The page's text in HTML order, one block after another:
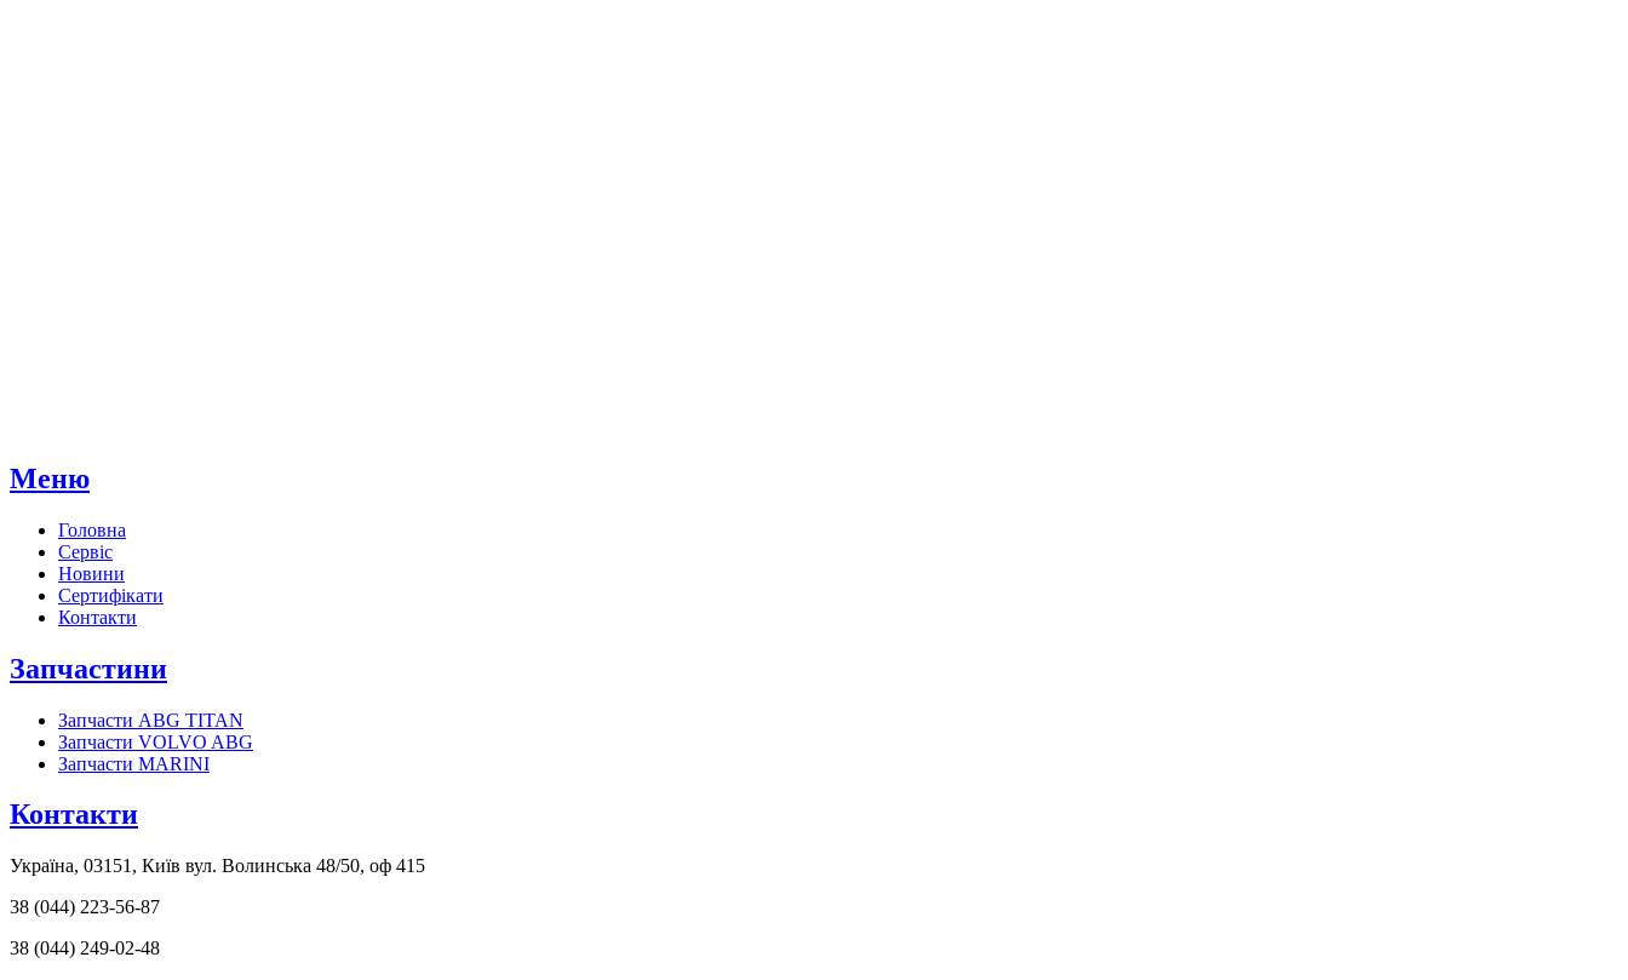
Меню
Головна
Сервіс
Новини
Сертифікати
Контакти
Запчастини
Запчасти ABG TITAN
Запчасти VOLVO ABG
Запчасти MARINI
Контакти
Україна, 03151, Київ вул. Волинська 48/50, оф 415
38 (044) 223-56-87
38 (044) 249-02-48